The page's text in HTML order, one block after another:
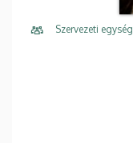
Szervezeti egység